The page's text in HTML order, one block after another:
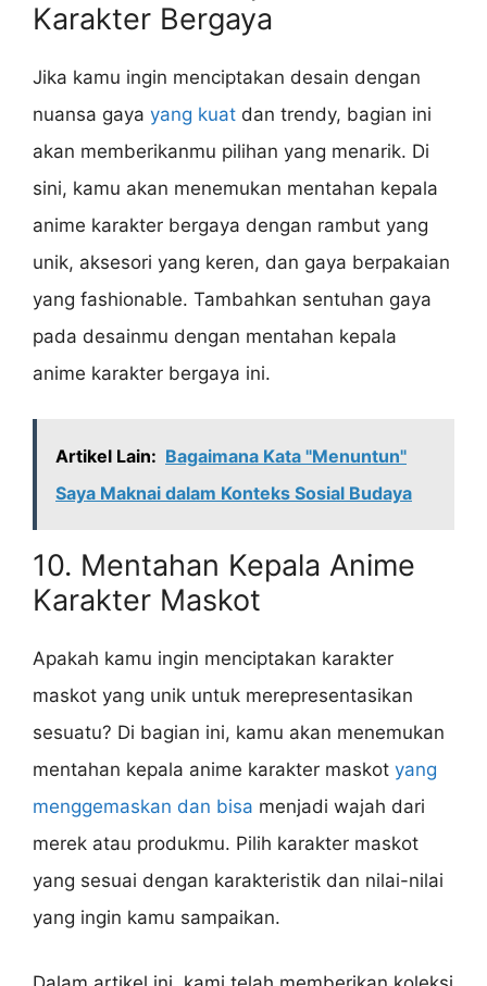
Karakter Bergaya
Jika kamu ingin menciptakan desain dengan
nuansa gaya yang kuat dan trendy, bagian ini
akan memberikanmu pilihan yang menarik. Di
sini, kamu akan menemukan mentahan kepala
anime karakter bergaya dengan rambut yang
unik, aksesori yang keren, dan gaya berpakaian
yang fashionable. Tambahkan sentuhan gaya
pada desainmu dengan mentahan kepala
anime karakter bergaya ini.
Artikel Lain: Bagaimana Kata "Menuntun"
Saya Maknai dalam Konteks Sosial Budaya
10. Mentahan Kepala Anime
Karakter Maskot
Apakah kamu ingin menciptakan karakter
maskot yang unik untuk merepresentasikan
sesuatu? Di bagian ini, kamu akan menemukan
mentahan kepala anime karakter maskot yang
menggemaskan dan bisa menjadi wajah dari
merek atau produkmu. Pilih karakter maskot
yang sesuai dengan karakteristik dan nilai-nilai
yang ingin kamu sampaikan.